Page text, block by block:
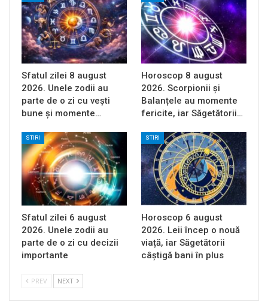
Sfatul zilei 8 august
2026. Unele zodii au
parte de o zi cu vești
bune și momente…
Horoscop 8 august
2026. Scorpionii și
Balanțele au momente
fericite, iar Săgetătorii…
STIRI
Sfatul zilei 6 august
2026. Unele zodii au
parte de o zi cu decizii
importante
STIRI
Horoscop 6 august
2026. Leii încep o nouă
viață, iar Săgetătorii
câștigă bani în plus
PREV NEXT